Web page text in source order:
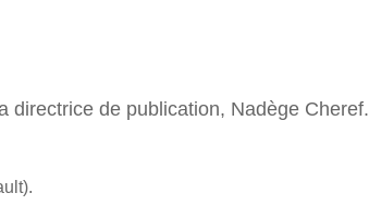
directrice de publication, Nadège Cheref.